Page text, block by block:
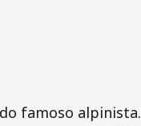
famoso